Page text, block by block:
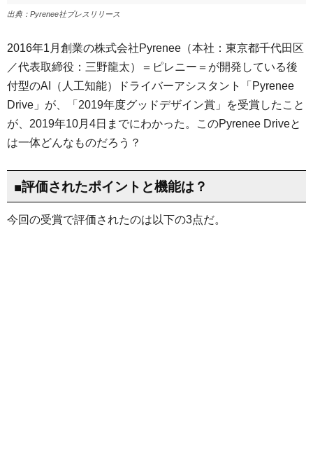
出典：Pyrenee社プレスリリース
2016年1月創業の株式会社Pyrenee（本社：東京都千代田区
／代表取締役：三野龍太）＝ピレニー＝が開発している後
付型のAI（人工知能）ドライバーアシスタント「Pyrenee
Drive」が、「2019年度グッドデザイン賞」を受賞したこと
が、2019年10月4日までにわかった。このPyrenee Driveと
は一体どんなものだろう？
■評価されたポイントと機能は？
今回の受賞で評価されたのは以下の3点だ。